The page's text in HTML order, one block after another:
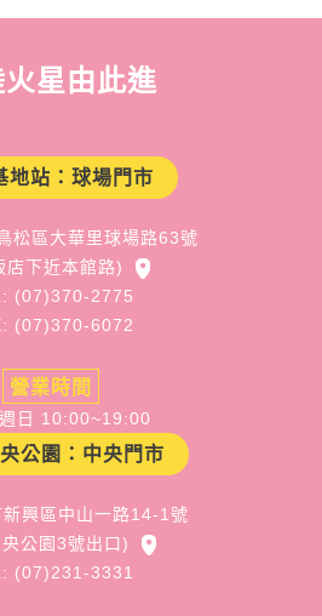
星由此進
地站：球場門市
松區大華里球場路63號
店下近本館路)
(07)370-2775
(07)370-6072
營業時間
日 10:00~19:00
公園：中央門市
新興區中山一路14-1號
公園3號出口)
(07)231-3331